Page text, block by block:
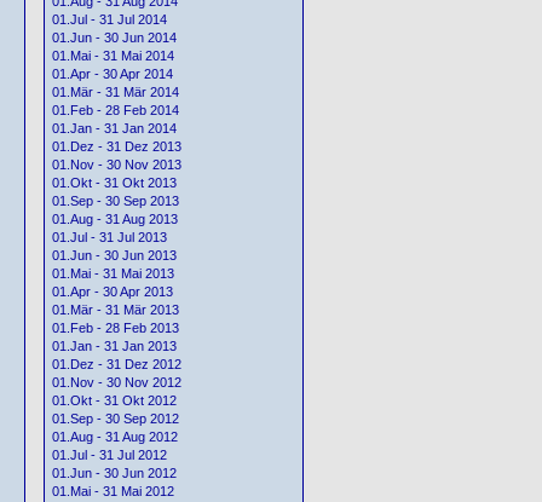
01.Jul - 31 Jul 2014
01.Jun - 30 Jun 2014
01.Mai - 31 Mai 2014
01.Apr - 30 Apr 2014
01.Mär - 31 Mär 2014
01.Feb - 28 Feb 2014
01.Jan - 31 Jan 2014
01.Dez - 31 Dez 2013
01.Nov - 30 Nov 2013
01.Okt - 31 Okt 2013
01.Sep - 30 Sep 2013
01.Aug - 31 Aug 2013
01.Jul - 31 Jul 2013
01.Jun - 30 Jun 2013
01.Mai - 31 Mai 2013
01.Apr - 30 Apr 2013
01.Mär - 31 Mär 2013
01.Feb - 28 Feb 2013
01.Jan - 31 Jan 2013
01.Dez - 31 Dez 2012
01.Nov - 30 Nov 2012
01.Okt - 31 Okt 2012
01.Sep - 30 Sep 2012
01.Aug - 31 Aug 2012
01.Jul - 31 Jul 2012
01.Jun - 30 Jun 2012
01.Mai - 31 Mai 2012